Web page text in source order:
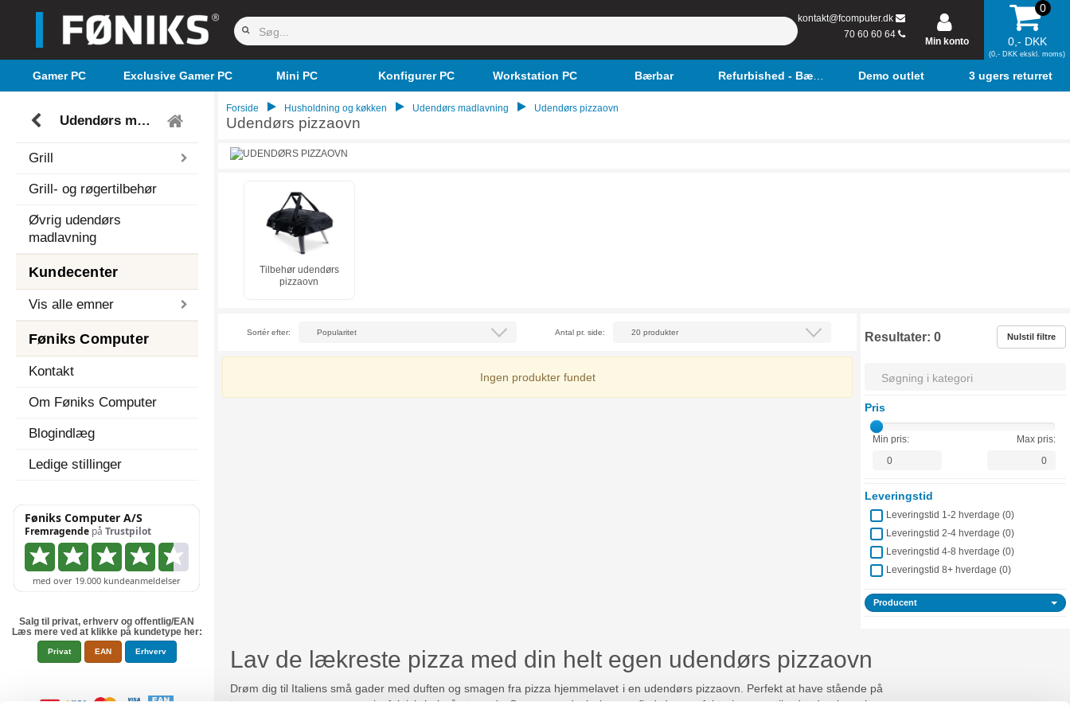
kontakt@fcomputer.dk
70 60 60 64
Min konto
0
0,- DKK
(0,- DKK ekskl. moms)
Gamer PC Exclusive Gamer PC Mini PC Konfigurer PC Workstation PC Bærbar Refurbished - Bærbar Demo outlet 3 ugers returret
Udendørs madlavning
Grill
Grill- og røgertilbehør
Øvrig udendørs
madlavning
Kundecenter
Vis alle emner
Føniks Computer
Kontakt
Om Føniks Computer
Blogindlæg
Ledige stillinger
Salg til privat, erhverv og offentlig/EAN
Læs mere ved at klikke på kundetype her:
Privat EAN Erhverv
Forside Husholdning og køkken Udendørs madlavning Udendørs pizzaovn
Udendørs pizzaovn
Tilbehør udendørs
pizzaovn
Resultater:0 Nulstil filtre
Pris
Min pris: Max pris:
Leveringstid
Leveringstid 1-2 hverdage (0)
Leveringstid 2-4 hverdage (0)
Leveringstid 4-8 hverdage (0)
Leveringstid 8+ hverdage (0)
Producent
Sortér efter: Antal pr. side:
Ingen produkter fundet
Lav de lækreste pizza med din helt egen udendørs pizzaovn
Drøm dig til Italiens små gader med duften og smagen fra pizza hjemmelavet i en udendørs pizzaovn. Perfekt at have stående på
terrassen om sommeren – ja faktisk hele året rundt. Se vores udvalg her og find den perfekt pizzaovn til udendørsbrug hos